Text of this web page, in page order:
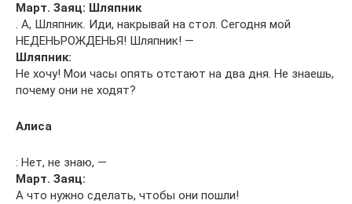
Март. Заяц: Шляпник
. А, Шляпник. Иди, накрывай на стол. Сегодня мой
НЕДЕНЬРОЖДЕНЬЯ! Шляпник! —
Шляпник:
Не хочу! Мои часы опять отстают на два дня. Не знаешь,
почему они не ходят?
Алиса
: Нет, не знаю, —
Март. Заяц:
А что нужно сделать, чтобы они пошли!